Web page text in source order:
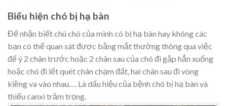
Biểu hiện chó bị hạ bàn
Để nhận biết chú chó của mình có bị hạ bàn hay không các
bạn có thể quan sát được bằng mắt thường thông qua việc
để ý 2 chân trước hoặc 2 chân sau của chó đi gập hẳn xuống
hoặc chó đi lết quét chân chạm đất, hai chân sau đi vòng
kiềng va vào nhau…. Là dấu hiệu của bệnh chó bị hạ bàn và
thiếu canxi trầm trọng.